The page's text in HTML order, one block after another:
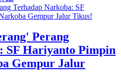
Perang
SF Hariyanto Pimpin
Gempur Jalur